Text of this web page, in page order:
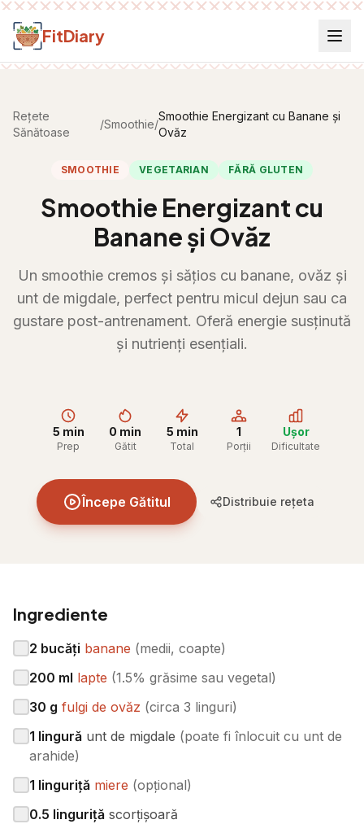
Salt la conținut
FitDiary
Rețete
Sănătoase
/Smoothie/
Smoothie Energizant cu Banane și
Ovăz
SMOOTHIE VEGETARIAN FĂRĂ GLUTEN
Smoothie Energizant cu
Banane și Ovăz
Un smoothie cremos și sățios cu banane, ovăz și
unt de migdale, perfect pentru micul dejun sau ca
gustare post-antrenament. Oferă energie susținută
și nutrienți esențiali.
5 min
Prep
0 min
Gătit
5 min
Total
1
Porții
Ușor
Dificultate
Începe Gătitul Distribuie rețeta
Ingrediente
2 bucăți banane (medii, coapte)
200 ml lapte (1.5% grăsime sau vegetal)
30 g fulgi de ovăz (circa 3 linguri)
1 lingură unt de migdale (poate fi înlocuit cu unt de
arahide)
1 linguriță miere (opțional)
0.5 linguriță scorțișoară